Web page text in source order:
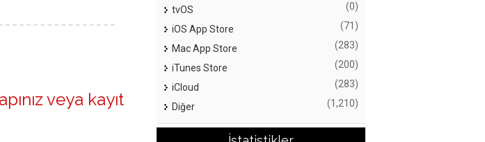
veya kayıt
tvOS (0)
iOS App Store (71)
Mac App Store (283)
iTunes Store (200)
iCloud (283)
Diğer (1,210)